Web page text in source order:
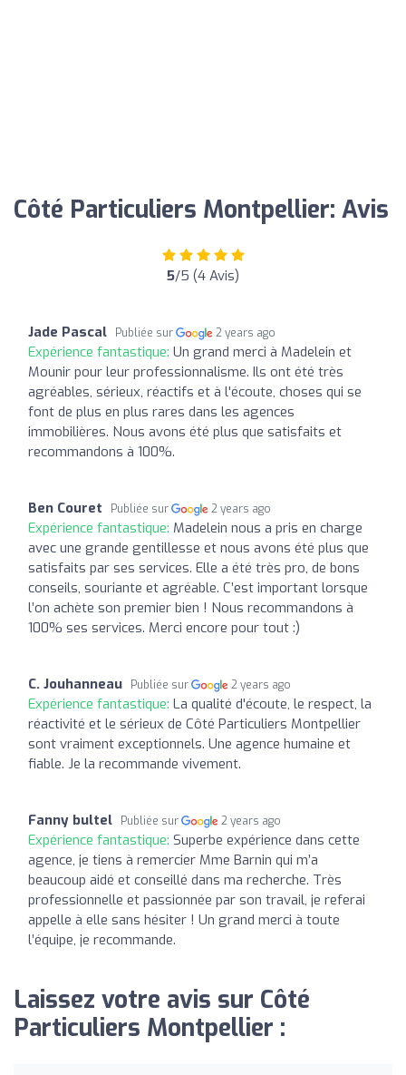
Côté Particuliers Montpellier: Avis
5/5 (4 Avis)
Jade Pascal Publiée sur 2 years ago
Expérience fantastique: Un grand merci à Madelein et
Mounir pour leur professionnalisme. Ils ont été très
agréables, sérieux, réactifs et à l'écoute, choses qui se
font de plus en plus rares dans les agences
immobilières. Nous avons été plus que satisfaits et
recommandons à 100%.
Ben Couret Publiée sur 2 years ago
Expérience fantastique: Madelein nous a pris en charge
avec une grande gentillesse et nous avons été plus que
satisfaits par ses services. Elle a été très pro, de bons
conseils, souriante et agréable. C’est important lorsque
l’on achète son premier bien ! Nous recommandons à
100% ses services. Merci encore pour tout :)
C. Jouhanneau Publiée sur 2 years ago
Expérience fantastique: La qualité d'écoute, le respect, la
réactivité et le sérieux de Côté Particuliers Montpellier
sont vraiment exceptionnels. Une agence humaine et
fiable. Je la recommande vivement.
Fanny bultel Publiée sur 2 years ago
Expérience fantastique: Superbe expérience dans cette
agence, je tiens à remercier Mme Barnin qui m’a
beaucoup aidé et conseillé dans ma recherche. Très
professionnelle et passionnée par son travail, je referai
appelle à elle sans hésiter ! Un grand merci à toute
l’équipe, je recommande.
Laissez votre avis sur Côté
Particuliers Montpellier :